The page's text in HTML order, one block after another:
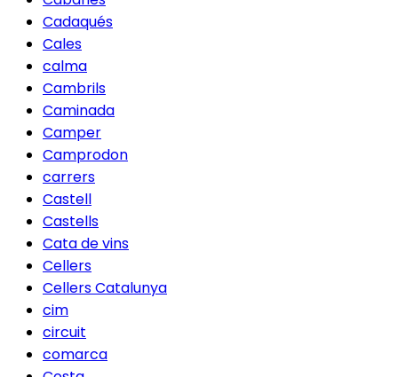
Cadaqués
Cales
calma
Cambrils
Caminada
Camper
Camprodon
carrers
Castell
Castells
Cata de vins
Cellers
Cellers Catalunya
cim
circuit
comarca